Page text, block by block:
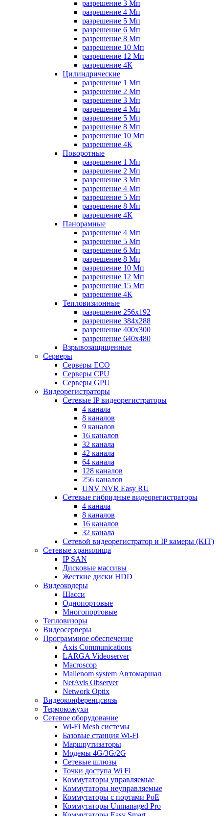
разрешение 3 Мп
разрешение 4 Мп
разрешение 5 Мп
разрешение 6 Мп
разрешение 8 Мп
разрешение 10 Мп
разрешение 12 Мп
разрешение 4К
Цилиндрические
разрешение 1 Мп
разрешение 2 Мп
разрешение 3 Мп
разрешение 4 Мп
разрешение 5 Мп
разрешение 8 Мп
разрешение 10 Мп
разрешение 4К
Поворотные
разрешение 1 Мп
разрешение 2 Мп
разрешение 3 Мп
разрешение 4 Мп
разрешение 5 Мп
разрешение 8 Мп
разрешение 4К
Панорамные
разрешение 4 Мп
разрешение 5 Мп
разрешение 6 Мп
разрешение 8 Мп
разрешение 10 Мп
разрешение 12 Мп
разрешение 15 Мп
разрешение 4К
Тепловизионные
разрешение 256x192
разрешение 384х288
разрешение 400x300
разрешение 640х480
Взрывозащищенные
Серверы
Серверы ECO
Серверы CPU
Серверы GPU
Видеорегистраторы
Сетевые IP видеорегистраторы
4 канала
8 каналов
9 каналов
16 каналов
32 канала
42 канала
64 канала
128 каналов
256 каналов
UNV NVR Easy RU
Сетевые гибридные видеорегистраторы
4 канала
8 каналов
16 каналов
32 канала
Сетевой видеорегистратор и IP камеры (KIT)
Сетевые хранилища
IP SAN
Дисковые массивы
Жесткие диски HDD
Видеокодеры
Шасси
Однопортовые
Многопортовые
Тепловизоры
Видеосерверы
Программное обеспечение
Axis Communications
LARGA Videoserver
Macroscop
Mallenom system Автомаршал
NetAvis Observer
Network Optix
Видеоконференцсвязь
Термокожухи
Сетевое оборудование
Wi-Fi Mesh системы
Базовые станция Wi-Fi
Маршрутизаторы
Модемы 4G/3G/2G
Сетевые шлюзы
Точки доступа Wi Fi
Коммутаторы управляемые
Коммутаторы неуправляемые
Коммутаторы с портами PoE
Коммутаторы Unmanaged Pro